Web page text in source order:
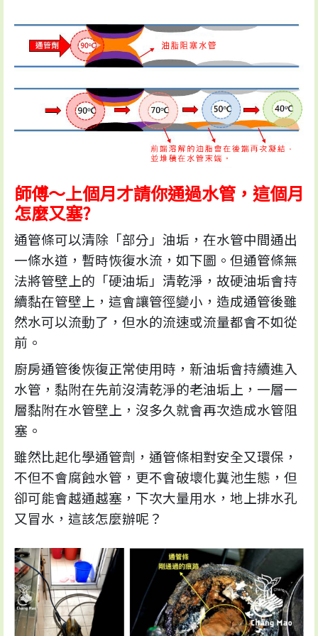
師傅～上個月才請你通過水管，這個月
怎麼又塞?
通管條可以清除「部分」油垢，在水管中間通出
一條水道，暫時恢復水流，如下圖。但通管條無
法將管壁上的「硬油垢」清乾淨，故硬油垢會持
續黏在管壁上，這會讓管徑變小，造成通管後雖
然水可以流動了，但水的流速或流量都會不如從
前。
廚房通管後恢復正常使用時，新油垢會持續進入
水管，黏附在先前沒清乾淨的老油垢上，一層一
層黏附在水管壁上，沒多久就會再次造成水管阻
塞。
雖然比起化學通管劑，通管條相對安全又環保，
不但不會腐蝕水管，更不會破壞化糞池生態，但
卻可能會越通越塞，下次大量用水，地上排水孔
又冒水，這該怎麼辦呢？